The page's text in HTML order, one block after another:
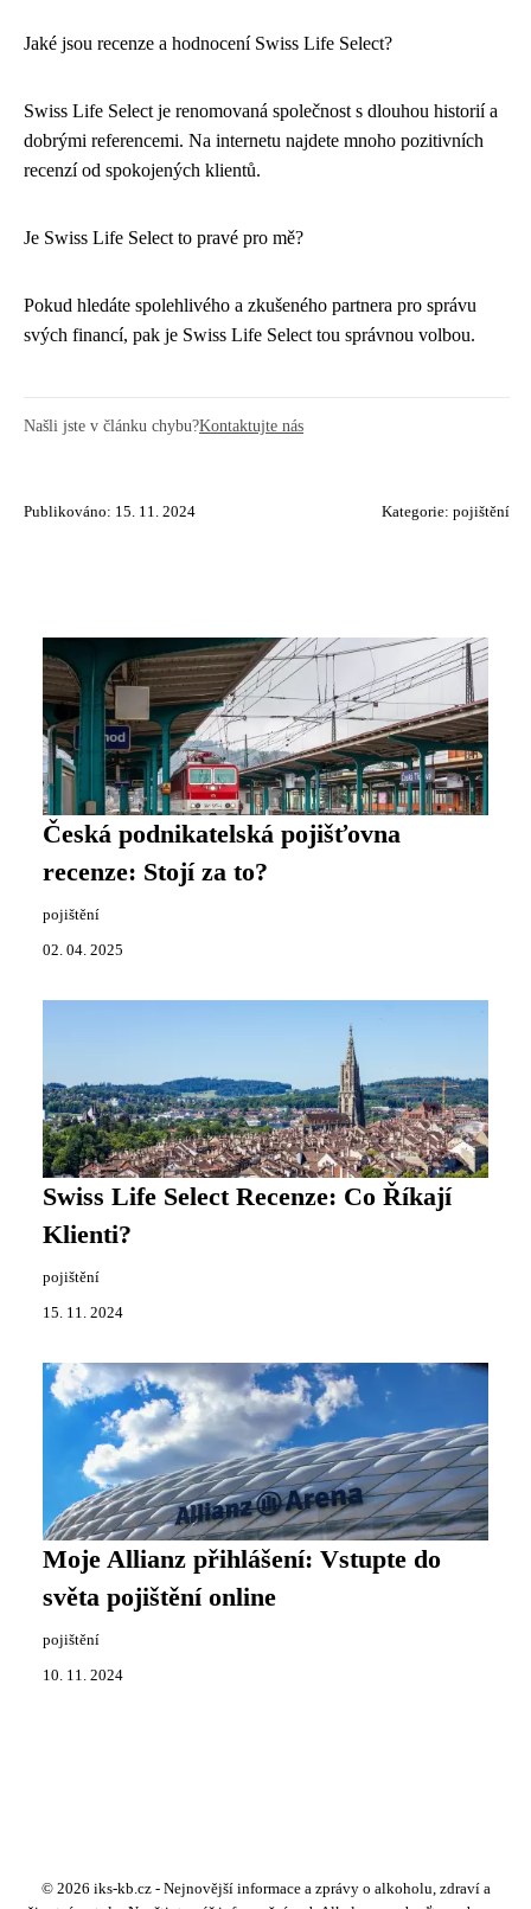
Jaké jsou recenze a hodnocení Swiss Life Select?
Swiss Life Select je renomovaná společnost s dlouhou historií a
dobrými referencemi. Na internetu najdete mnoho pozitivních
recenzí od spokojených klientů.
Je Swiss Life Select to pravé pro mě?
Pokud hledáte spolehlivého a zkušeného partnera pro správu
svých financí, pak je Swiss Life Select tou správnou volbou.
Našli jste v článku chybu?Kontaktujte nás
Publikováno: 15. 11. 2024 Kategorie: pojištění
Česká podnikatelská pojišťovna
recenze: Stojí za to?
pojištění
02. 04. 2025
Swiss Life Select Recenze: Co Říkají
Klienti?
pojištění
15. 11. 2024
Moje Allianz přihlášení: Vstupte do
světa pojištění online
pojištění
10. 11. 2024
© 2026 iks-kb.cz - Nejnovější informace a zprávy o alkoholu, zdraví a